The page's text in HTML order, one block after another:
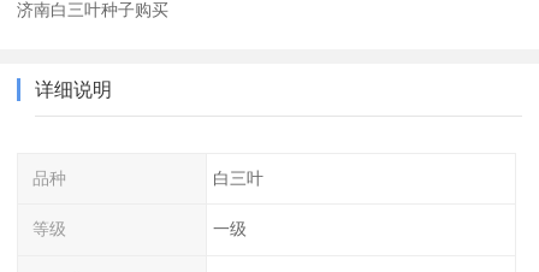
济南白三叶种子购买
详细说明
品种 白三叶
等级 一级